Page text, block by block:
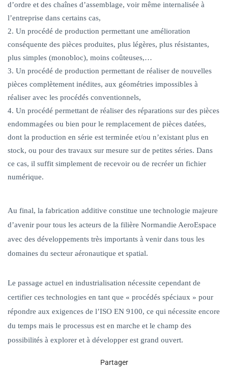
d’ordre et des chaînes d’assemblage, voir même internalisée à
l’entreprise dans certains cas,
Un procédé de production permettant une amélioration
conséquente des pièces produites, plus légères, plus résistantes,
plus simples (monobloc), moins coûteuses,…
Un procédé de production permettant de réaliser de nouvelles
pièces complètement inédites, aux géométries impossibles à
réaliser avec les procédés conventionnels,
Un procédé permettant de réaliser des réparations sur des pièces
endommagées ou bien pour le remplacement de pièces datées,
dont la production en série est terminée et/ou n’existant plus en
stock, ou pour des travaux sur mesure sur de petites séries. Dans
ce cas, il suffit simplement de recevoir ou de recréer un fichier
numérique.
Au final, la fabrication additive constitue une technologie majeure
d’avenir pour tous les acteurs de la filière Normandie AeroEspace
avec des développements très importants à venir dans tous les
domaines du secteur aéronautique et spatial.
Le passage actuel en industrialisation nécessite cependant de
certifier ces technologies en tant que « procédés spéciaux » pour
répondre aux exigences de l’ISO EN 9100, ce qui nécessite encore
du temps mais le processus est en marche et le champ des
possibilités à explorer et à développer est grand ouvert.
Partager